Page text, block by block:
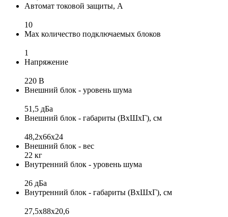
Автомат токовой защиты, А
10
Max количество подключаемых блоков
1
Напряжение
220 В
Внешний блок - уровень шума
51,5 дБа
Внешний блок - габариты (ВхШхГ), см
48,2x66x24
Внешний блок - вес
22 кг
Внутренний блок - уровень шума
26 дБа
Внутренний блок - габариты (ВхШхГ), см
27,5x88x20,6